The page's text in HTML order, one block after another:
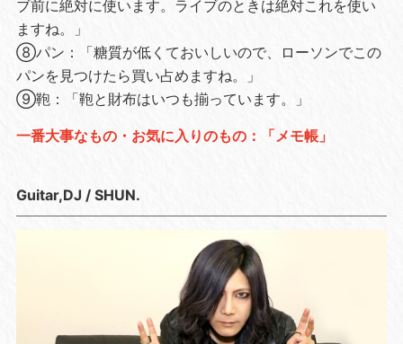
ブ前に絶対に使います。ライブのときは絶対これを使い
ますね。」
⑧パン：「糖質が低くておいしいので、ローソンでこの
パンを見つけたら買い占めますね。」
⑨鞄：「鞄と財布はいつも揃っています。」
一番大事なもの・お気に入りのもの：「メモ帳」
Guitar,DJ / SHUN.